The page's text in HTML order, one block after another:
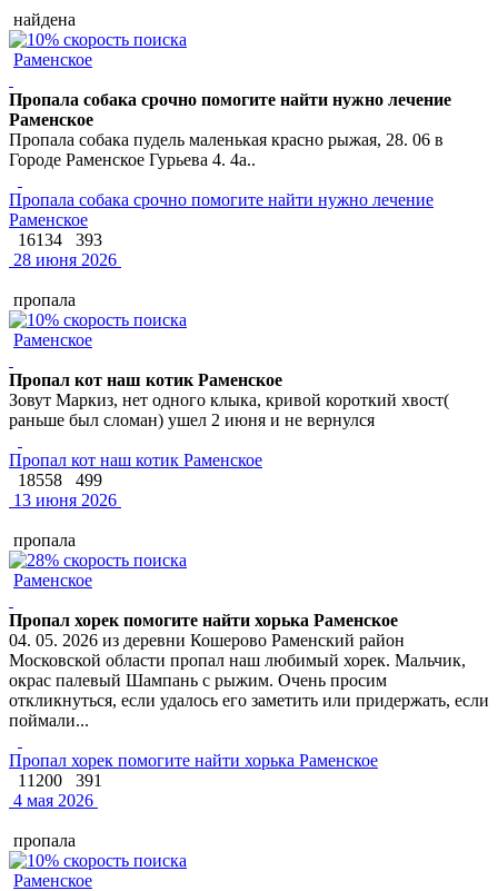
найдена
Раменское
Пропала собака срочно помогите найти нужно лечение
Раменское
Пропала собака пудель маленькая красно рыжая, 28. 06 в
Городе Раменское Гурьева 4. 4а..
Пропала собака срочно помогите найти нужно лечение
Раменское
16134
393
28 июня 2026
пропала
Раменское
Пропал кот наш котик Раменское
Зовут Маркиз, нет одного клыка, кривой короткий хвост(
раньше был сломан) ушел 2 июня и не вернулся
Пропал кот наш котик Раменское
18558
499
13 июня 2026
пропала
Раменское
Пропал хорек помогите найти хорька Раменское
04. 05. 2026 из деревни Кошерово Раменский район
Московской области пропал наш любимый хорек. Мальчик,
окрас палевый Шампань с рыжим. Очень просим
откликнуться, если удалось его заметить или придержать, если
поймали...
Пропал хорек помогите найти хорька Раменское
11200
391
4 мая 2026
пропала
Раменское